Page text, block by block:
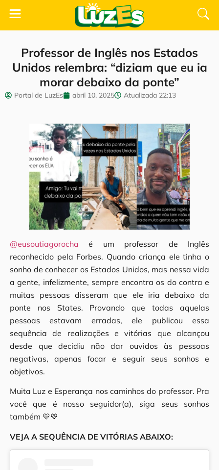
Professor de Inglês nos Estados
Unidos relembra: “diziam que eu ia
morar debaixo da ponte”
Portal de LuzEs abril 10, 2025 Atualizada 22:13
@eusoutiagorocha é um professor de Inglês
reconhecido pela Forbes. Quando criança ele tinha o
sonho de conhecer os Estados Unidos, mas nessa vida
a gente, infelizmente, sempre encontra os do contra e
muitas pessoas disseram que ele iria debaixo da
ponte nos States. Provando que todas aquelas
pessoas estavam erradas, ele publicou essa
sequência de realizações e vitórias que alcançou
desde que decidiu não dar ouvidos às pessoas
negativas, apenas focar e seguir seus sonhos e
objetivos.
Muita Luz e Esperança nos caminhos do professor. Pra
você que é nosso seguidor(a), siga seus sonhos
também 💛💚
VEJA A SEQUÊNCIA DE VITÓRIAS ABAIXO: